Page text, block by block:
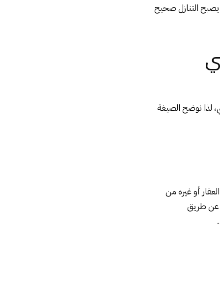
التنازل صحيح
لذا نوضح الصيغة
أو غيره من
عن طريق